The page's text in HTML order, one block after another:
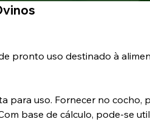
pronto uso destinado à
para uso. Fornecer no cocho,
base de cálculo, pode-se